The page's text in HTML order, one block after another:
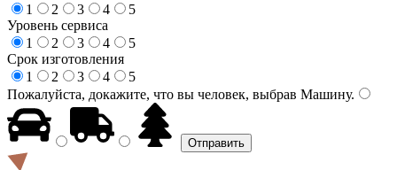
1
2 3 4
5
Уровень сервиса
1
2 3 4
5
Срок изготовления
1
2 3 4
5
Пожалуйста, докажите, что вы человек, выбрав Машину.